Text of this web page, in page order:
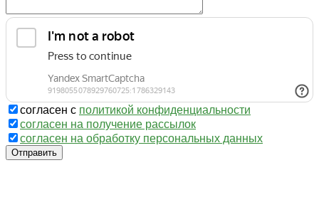
согласен с политикой конфиденциальности
согласен на получение рассылок
согласен на обработку персональных данных
Отправить